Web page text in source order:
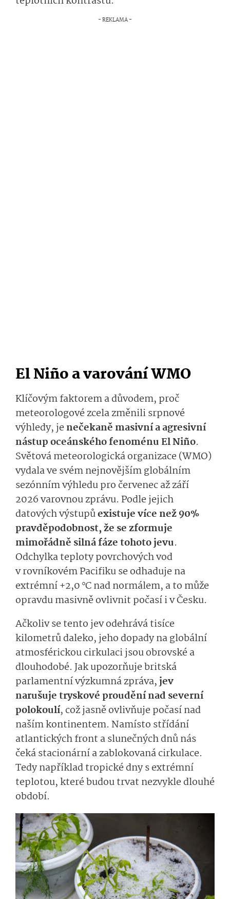
El Niño a varování WMO
Klíčovým faktorem a důvodem, proč
meteorologové zcela změnili srpnové
výhledy, jenečekaně masivní a agresivní
nástup oceánského fenoménu El Niño.
Světová meteorologická organizace (WMO)
vydala ve svém nejnovějším globálním
sezónním výhledu pro červenec až září
2026 varovnou zprávu. Podle jejich
datových výstupůexistuje více než 90%
pravděpodobnost, že se zformuje
mimořádně silná fáze tohoto jevu.
Odchylka teploty povrchových vod
v rovníkovém Pacifiku se odhaduje na
extrémní +2,0 °C nad normálem, a to může
opravdu masivně ovlivnit počasí i v Česku.
Ačkoliv se tento jev odehrává tisíce
kilometrů daleko, jeho dopady na globální
atmosférickou cirkulaci jsou obrovské a
dlouhodobé. Jak upozorňuje britská
parlamentní výzkumná zpráva,jev
narušuje tryskové proudění nad severní
polokoulí, což jasně ovlivňuje počasí nad
naším kontinentem. Namísto střídání
atlantických front a slunečných dnů nás
čeká stacionární a zablokovaná cirkulace.
Tedy například tropické dny s extrémní
teplotou, které budou trvat nezvykle dlouhé
období.